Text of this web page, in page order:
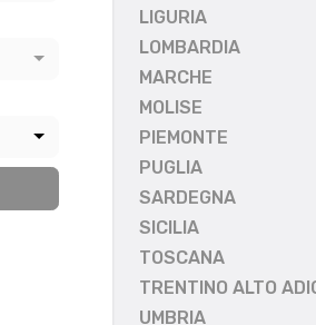
LIGURIA
LOMBARDIA
MARCHE
MOLISE
PIEMONTE
PUGLIA
SARDEGNA
SICILIA
TOSCANA
TRENTINO ALTO
UMBRIA